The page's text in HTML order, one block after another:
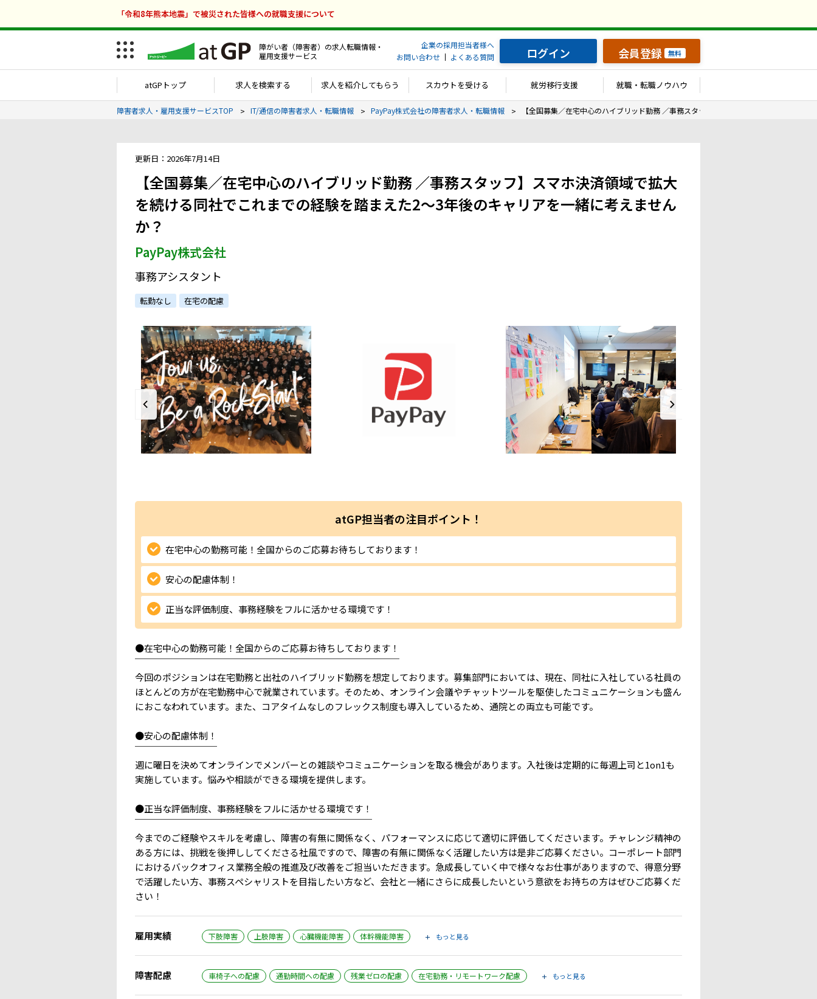
「令和8年熊本地震」で被災された皆様への就職支援について
障がい者（障害者）の求人転職情報・
雇用支援サービス
企業の採用担当者様へ
お問い合わせ
よくある質問 ログイン 会員登録 無料
atGPトップ 求人を検索する 求人を紹介してもらう スカウトを受ける 就労移行支援 就職・転職ノウハウ
障害者求人・雇用支援サービスTOP IT/通信の障害者求人・転職情報 PayPay株式会社の障害者求人・転職情報 【全国募集／在宅中心のハイブリッド勤務 ／事務スタッフ】スマホ決済領域で拡大を
更新日：2026年7月14日
【全国募集／在宅中心のハイブリッド勤務 ／事務スタッフ】スマホ決済領域で拡大
を続ける同社でこれまでの経験を踏まえた2～3年後のキャリアを一緒に考えません
か？
PayPay株式会社
事務アシスタント
転勤なし 在宅の配慮
atGP担当者の注目ポイント！
在宅中心の勤務可能！全国からのご応募お待ちしております！
安心の配慮体制！
正当な評価制度、事務経験をフルに活かせる環境です！
●在宅中心の勤務可能！全国からのご応募お待ちしております！
￣￣￣￣￣￣￣￣￣￣￣￣￣￣￣￣￣￣￣￣￣￣￣￣￣￣￣￣￣
今回のポジションは在宅勤務と出社のハイブリッド勤務を想定しております。募集部門においては、現在、同社に入社している社員の
ほとんどの方が在宅勤務中心で就業されています。そのため、オンライン会議やチャットツールを駆使したコミュニケーションも盛ん
におこなわれています。また、コアタイムなしのフレックス制度も導入しているため、通院との両立も可能です。
●安心の配慮体制！
￣￣￣￣￣￣￣￣￣
週に曜日を決めてオンラインでメンバーとの雑談やコミュニケーションを取る機会があります。入社後は定期的に毎週上司と1on1も
実施しています。悩みや相談ができる環境を提供します。
●正当な評価制度、事務経験をフルに活かせる環境です！
￣￣￣￣￣￣￣￣￣￣￣￣￣￣￣￣￣￣￣￣￣￣￣￣￣￣
今までのご経験やスキルを考慮し、障害の有無に関係なく、パフォーマンスに応じて適切に評価してくださいます。チャレンジ精神の
ある方には、挑戦を後押ししてくださる社風ですので、障害の有無に関係なく活躍したい方は是非ご応募ください。コーポレート部門
におけるバックオフィス業務全般の推進及び改善をご担当いただきます。急成長していく中で様々なお仕事がありますので、得意分野
で活躍したい方、事務スペシャリストを目指したい方など、会社と一緒にさらに成長したいという意欲をお持ちの方はぜひご応募くだ
さい！
雇用実績 下肢障害 上肢障害 心臓機能障害 体幹機能障害 もっと見る
障害配慮 車椅子への配慮 通勤時間への配慮 残業ゼロの配慮 在宅勤務・リモートワーク配慮 もっと見る